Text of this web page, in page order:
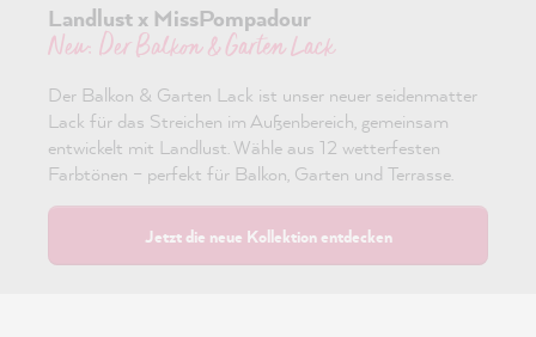
Landlust x MissPompadour
Neu: Der Balkon & Garten Lack
Der Balkon & Garten Lack ist unser neuer seidenmatter
Lack für das Streichen im Außenbereich, gemeinsam
entwickelt mit Landlust. Wähle aus 12 wetterfesten
Farbtönen – perfekt für Balkon, Garten und Terrasse.
Jetzt die neue Kollektion entdecken